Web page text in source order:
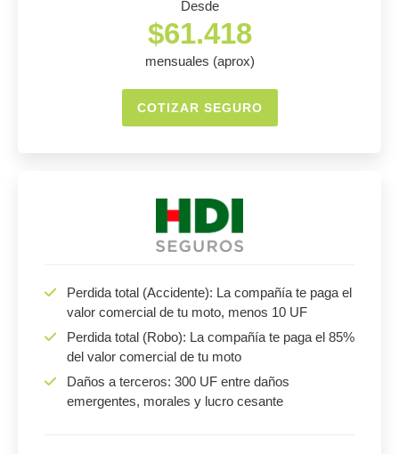
Desde
$61.418
mensuales (aprox)
COTIZAR SEGURO
Perdida total (Accidente): La compañía te paga el
valor comercial de tu moto, menos 10 UF
Perdida total (Robo): La compañía te paga el 85%
del valor comercial de tu moto
Daños a terceros: 300 UF entre daños
emergentes, morales y lucro cesante